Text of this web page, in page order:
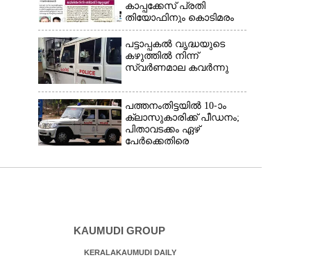
കാപ്പക്കേസ് പ്രതി
തിയോഫിനും കൊടിമരം
ജോസും അറസ്റ്റിൽ
പട്ടാപ്പകൽ വൃദ്ധയുടെ
കഴുത്തിൽ നിന്ന്
സ്വർണമാല കവർന്നു
പത്തനംതിട്ടയിൽ 10-ാം
ക്ലാസുകാരിക്ക് പീഡനം;
പിതാവടക്കം ഏഴ്
പേർക്കെതിരെ
മൂന്നുപേർ അറസ്റ്റിൽ
KAUMUDI GROUP
KERALAKAUMUDI DAILY